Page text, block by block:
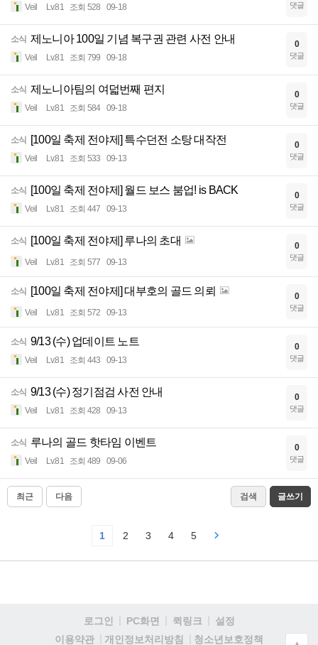
Veil Lv.81 조회 528 09-18 댓글
소식 제노니아 100일 기념 복구권 관련 사전 안내
Veil Lv.81 조회 799 09-18
0
댓글
소식 제노니아팀의 여덟번째 편지
Veil Lv.81 조회 584 09-18
0
댓글
소식 [100일 축제 전야제] 특수던전 소탕 대작전
Veil Lv.81 조회 533 09-13
0
댓글
소식 [100일 축제 전야제] 월드 보스 붐업! is BACK
Veil Lv.81 조회 447 09-13
0
댓글
소식 [100일 축제 전야제] 루나의 초대
Veil Lv.81 조회 577 09-13
0
댓글
소식 [100일 축제 전야제] 대부호의 골드 의뢰
Veil Lv.81 조회 572 09-13
0
댓글
소식 9/13 (수) 업데이트 노트
Veil Lv.81 조회 443 09-13
0
댓글
소식 9/13 (수) 정기점검 사전 안내
Veil Lv.81 조회 428 09-13
0
댓글
소식 루나의 골드 핫타임 이벤트
Veil Lv.81 조회 489 09-06
0
댓글
최근 다음 검색 글쓰기
1 2 3 4 5
로그인 PC화면 퀵링크
설정
이용약관
개인정보처리방침 청소년보호정책